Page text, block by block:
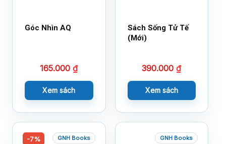
Góc Nhìn AQ
165.000₫
Xem sách
Sách Sống Tử Tế
(Mới)
390.000₫
Xem sách
-7% GNH Books GNH Books